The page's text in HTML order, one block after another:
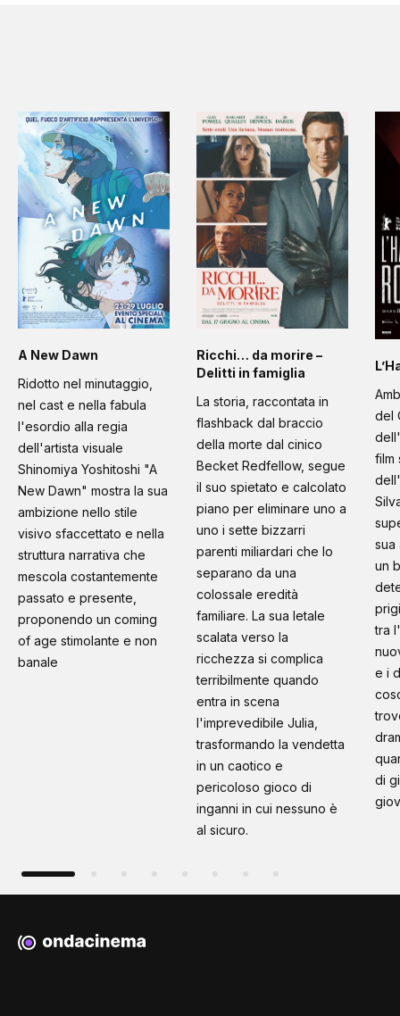
A New Dawn
Ridotto nel minutaggio,
nel cast e nella fabula
l'esordio alla regia
dell'artista visuale
Shinomiya Yoshitoshi "A
New Dawn" mostra la sua
ambizione nello stile
visivo sfaccettato e nella
struttura narrativa che
mescola costantemente
passato e presente,
proponendo un coming
of age stimolante e non
banale
Ricchi… da morire –
Delitti in famiglia
La storia, raccontata in
flashback dal braccio
della morte dal cinico
Becket Redfellow, segue
il suo spietato e calcolato
piano per eliminare uno a
uno i sette bizzarri
parenti miliardari che lo
separano da una
colossale eredità
familiare. La sua letale
scalata verso la
ricchezza si complica
terribilmente quando
entra in scena
l'imprevedibile Julia,
trasformando la vendetta
in un caotico e
pericoloso gioco di
inganni in cui nessuno è
al sicuro.
del
film
sua
un
tra
e i
di